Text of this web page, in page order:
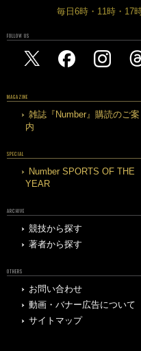
毎日6時・11時・17
FOLLOW US
MAGAZINE
雑誌『Number』購読のご案
内
SPECIAL
Number SPORTS OF THE
YEAR
ARCHIVE
競技から探す
著者から探す
OTHERS
お問い合わせ
動画・バナー広告について
サイトマップ